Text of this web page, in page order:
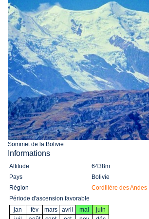
Sommet de la Bolivie
Informations
Altitude
6438m
Pays
Bolivie
Région
Cordillère des Andes
Période d'ascension favorable
jan
fév mars avril mai
juin